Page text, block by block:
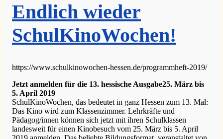
Endlich wieder
SchulKinoWochen!
https://www.schulkinowochen-hessen.de/programmheft-2019/
Jetzt anmelden für die 13. hessische Ausgabe25. März bis
5. April 2019
SchulKinoWochen, das bedeutet in ganz Hessen zum 13. Mal:
Das Kino wird zum Klassenzimmer. Lehrkräfte und
Pädagog/innen können sich jetzt mit ihren Schulklassen
landesweit für einen Kinobesuch vom 25. März bis 5. April